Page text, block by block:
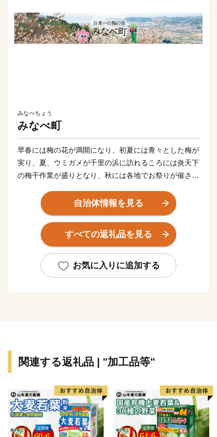
みなべちょう
みなべ町
早春には梅の花が満開になり、初夏には青々とした梅が
実り、夏、ウミガメが千里の浜に訪れるころには炎天下
の梅干作業が盛りとなり、秋には各地でお祭りが催され
っている皆様、みなべ町を応援してくださいませんか。
みなべ町の基幹産業である、梅を生産するシステムが、
平成27年12月15日（火）にFAO（国際連合食糧農業機
関本部）で開催された「GIAHS運営・科学合同委員
自治体情報を見る
すべての返礼品を見る
お気に入りに追加する
関連する返礼品 | "加工品等"